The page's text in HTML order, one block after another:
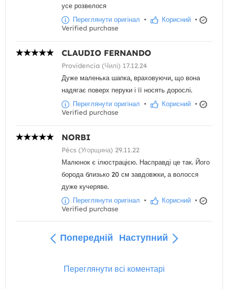
усе розвелося
Переглянути оригінал • Корисний •
Verified purchase
CLAUDIO FERNANDO
Providencia (Чилі) 17.12.24
Дуже маленька шапка, враховуючи, що вона
надягає поверх перуки і її носять дорослі.
Переглянути оригінал • Корисний •
Verified purchase
NORBI
Pécs (Угорщина) 29.11.22
Малюнок є ілюстрацією. Насправді це так. Його
борода близько 20 см завдовжки, а волосся
дуже кучеряве.
Переглянути оригінал • Корисний •
Verified purchase
Попередній Наступний
Переглянути всі коментарі